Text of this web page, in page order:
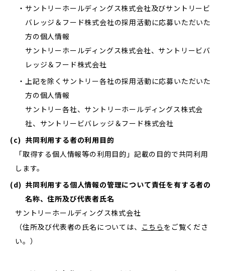
サントリーホールディングス株式会社及びサントリービ
バレッジ＆フード株式会社の採用活動に応募いただいた
方の個人情報
サントリーホールディングス株式会社、サントリービバ
レッジ＆フード株式会社
上記を除くサントリー各社の採用活動に応募いただいた
方の個人情報
サントリー各社、サントリーホールディングス株式会
社、サントリービバレッジ＆フード株式会社
(c) 共同利用する者の利用目的
「取得する個人情報等の利用目的」記載の目的で共同利用
します。
(d) 共同利用する個人情報の管理について責任を有する者の
名称、住所及び代表者氏名
サントリーホールディングス株式会社
（住所及び代表者の氏名については、 こちら をご覧くださ
い。）